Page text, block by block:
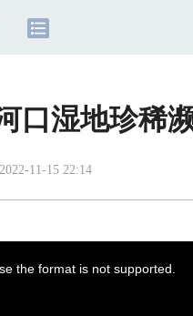
口湿地珍稀
2022-11-15 22:14
the format is not supported.